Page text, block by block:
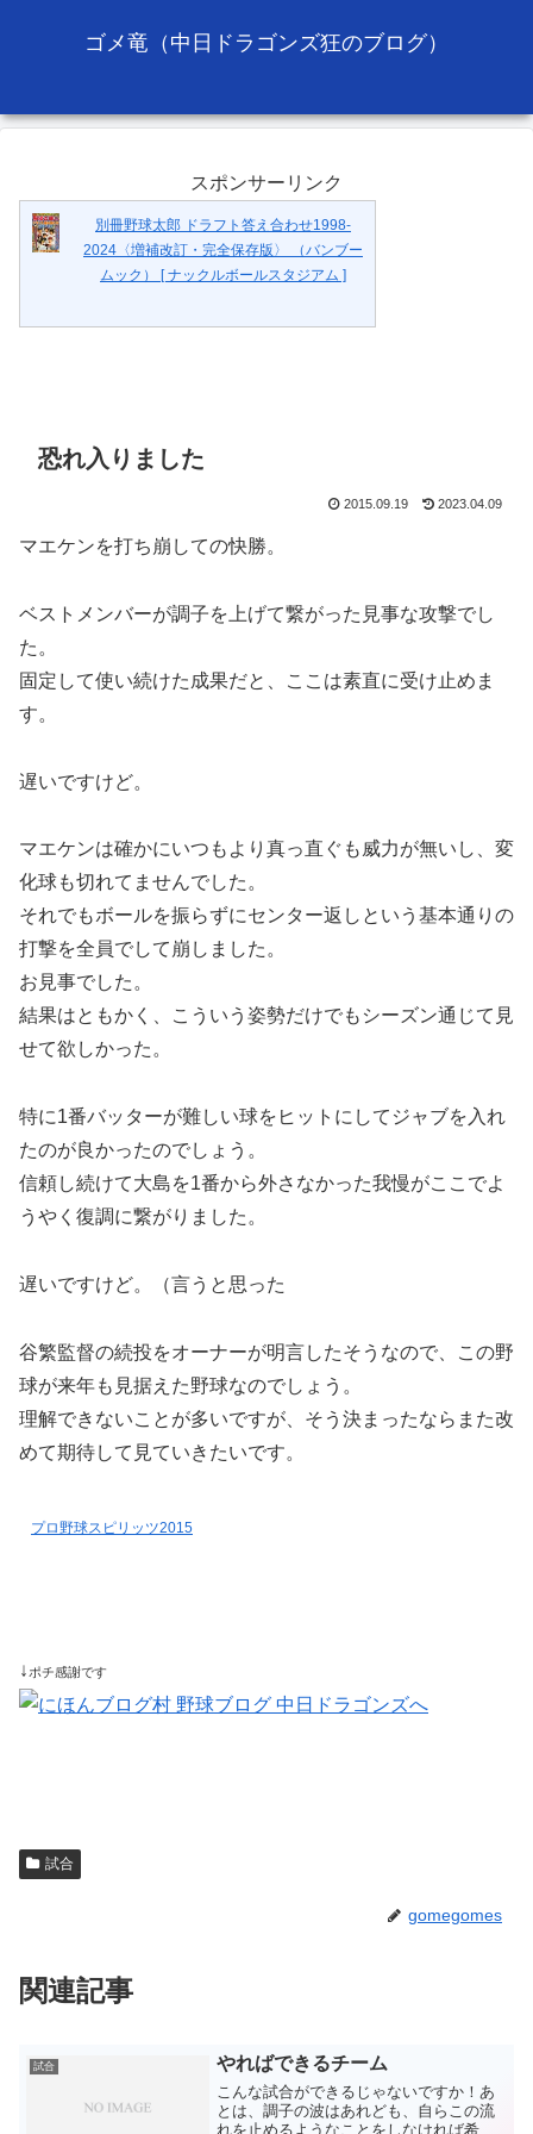
ゴメ竜（中日ドラゴンズ狂のブログ）
スポンサーリンク
別冊野球太郎 ドラフト答え合わせ1998-
2024〈増補改訂・完全保存版〉 （バンブー
ムック） [ ナックルボールスタジアム ]
恐れ入りました
2015.09.19 2023.04.09
マエケンを打ち崩しての快勝。
ベストメンバーが調子を上げて繋がった見事な攻撃でし
た。
固定して使い続けた成果だと、ここは素直に受け止めま
す。
遅いですけど。
マエケンは確かにいつもより真っ直ぐも威力が無いし、変
化球も切れてませんでした。
それでもボールを振らずにセンター返しという基本通りの
打撃を全員でして崩しました。
お見事でした。
結果はともかく、こういう姿勢だけでもシーズン通じて見
せて欲しかった。
特に1番バッターが難しい球をヒットにしてジャブを入れ
たのが良かったのでしょう。
信頼し続けて大島を1番から外さなかった我慢がここでよ
うやく復調に繋がりました。
遅いですけど。（言うと思った
谷繁監督の続投をオーナーが明言したそうなので、この野
球が来年も見据えた野球なのでしょう。
理解できないことが多いですが、そう決まったならまた改
めて期待して見ていきたいです。
プロ野球スピリッツ2015
↓ ポチ感謝です
試合
gomegomes
関連記事
試合 やればできるチーム
こんな試合ができるじゃないですか！あ
とは、調子の波はあれども、自らこの流
れを止めるようなことをしなければ希望